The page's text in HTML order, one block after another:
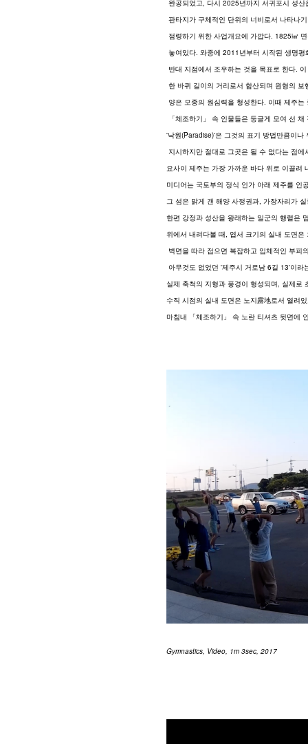
완공되었고, 다시 2025년까지 서귀포시 성
판타지가 구체적인 단위의 너비로서 나타나
점령하기 위한 사업개요에 가깝다. 1825㎢
놓여있다. 와중에 2011년부터 시작된 생명
반대 지점에서 조우하는 것을 목표로 한다.
한 바퀴 길이의 거리로서 합산되며 원형의
양은 모종의 원심력을 형성한다. 이때 제주
「체조하기」 속 인물들은 둥글게 모여 선
'낙원(Paradise)'은 그것의 표기 방법만큼이
지시하지만 절대로 그곳은 될 수 없다는 점
요사이 제주는 가장 가까운 바다 위로 이끌
미디어는 국토부의 정식 인가 아래 제주를 인
그 섬은 맑게 갠 해양 사정권과, 가장자리가
한편 강정과 성산을 왕래하는 일군의 행렬은
위에서 내려다볼 때, 엽서 크기의 실내 도면
벽면을 따라 접으면 복잡하고 입체적인 부피
아무것도 없었던 '제주시 거로남 6길 13'이
실제 축척의 지형과 풍경이 형성되며, 실제
수직 시점의 실내 도면은 노지露地로서 열려
마침내 「체조하기」 속 노란 티셔츠 뒷면에
Gymnastics, Video, 1m 3sec, 2017